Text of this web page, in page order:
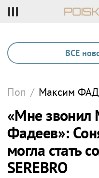
ВСЕ
Поп / Максим
«Мне звонил
Фадеев»:
могла стать
SEREBRO